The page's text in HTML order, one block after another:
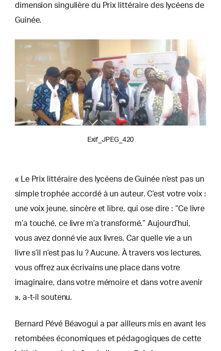
dimension singulière du Prix littéraire des lycéens de
Guinée.
Exif_JPEG_420
« Le Prix littéraire des lycéens de Guinée n’est pas un
simple trophée accordé à un auteur. C’est votre voix :
une voix jeune, sincère et libre, qui ose dire : “Ce livre
m’a touché, ce livre m’a transformé.” Aujourd’hui,
vous avez donné vie aux livres. Car quelle vie a un
livre s’il n’est pas lu ? Aucune. À travers vos lectures,
vous offrez aux écrivains une place dans votre
imaginaire, dans votre mémoire et dans votre avenir
», a-t-il soutenu.
Bernard Pévé Béavogui a par ailleurs mis en avant les
retombées économiques et pédagogiques de cette